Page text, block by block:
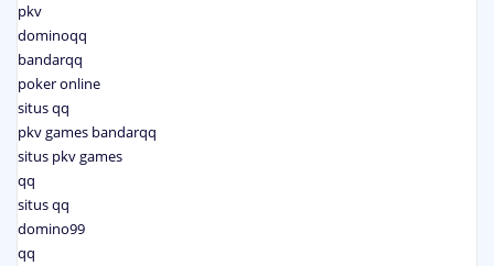
pkv
dominoqq
bandarqq
poker online
situs qq
pkv games bandarqq
situs pkv games
qq
situs qq
domino99
qq